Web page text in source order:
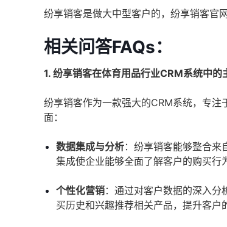
纷享销客是做大中型客户的，纷享销客官网
相关问答FAQs：
1. 纷享销客在体育用品行业CRM系统中的
纷享销客作为一款强大的CRM系统，专
面：
数据集成与分析：纷享销客能够整合
集成使企业能够全面了解客户的购买行
个性化营销：通过对客户数据的深入
买历史和兴趣推荐相关产品，提升客户